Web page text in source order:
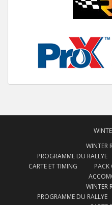
WINTER
PROGRAMME DU RALLYE
CARTE ET TIMING
PACK
WINTER
PROGRAMME DU RALLYE